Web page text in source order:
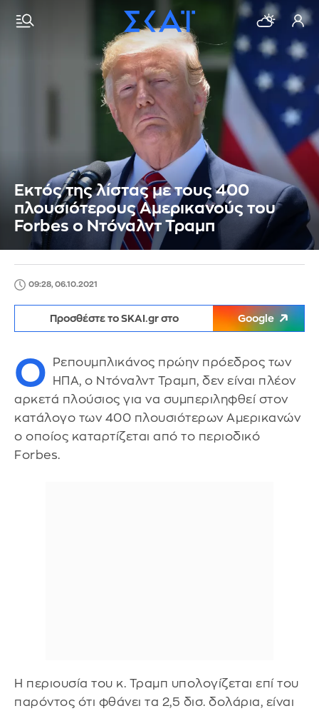
Εκτός της λίστας με τους 400
πλουσιότερους Αμερικανούς του
Forbes ο Ντόναλντ Τραμπ
09:28, 06.10.2021
Προσθέστε το SKAI.gr στο Google
Ο
Ρεπουμπλικάνος πρώην πρόεδρος των
ΗΠΑ, ο Ντόναλντ Τραμπ, δεν είναι πλέον
αρκετά πλούσιος για να συμπεριληφθεί στον
κατάλογο των 400 πλουσιότερων Αμερικανών
ο οποίος καταρτίζεται από το περιοδικό
Forbes.
Η περιουσία του κ. Τραμπ υπολογίζεται επί του
παρόντος ότι φθάνει τα 2,5 δισ. δολάρια, είναι